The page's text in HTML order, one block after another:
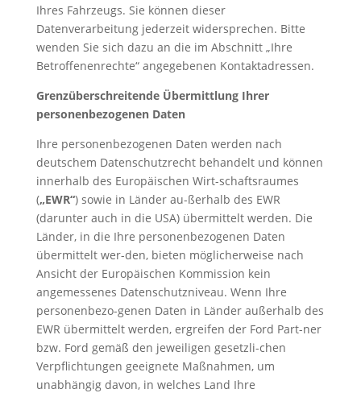
Ihres Fahrzeugs. Sie können dieser
Datenverarbeitung jederzeit widersprechen. Bitte
wenden Sie sich dazu an die im Abschnitt „Ihre
Betroffenenrechte“ angegebenen Kontaktadressen.
Grenzüberschreitende Übermittlung Ihrer
personenbezogenen Daten
Ihre personenbezogenen Daten werden nach
deutschem Datenschutzrecht behandelt und können
innerhalb des Europäischen Wirt-schaftsraumes
(„EWR“) sowie in Länder au-ßerhalb des EWR
(darunter auch in die USA) übermittelt werden. Die
Länder, in die Ihre personenbezogenen Daten
übermittelt wer-den, bieten möglicherweise nach
Ansicht der Europäischen Kommission kein
angemessenes Datenschutzniveau. Wenn Ihre
personenbezo-genen Daten in Länder außerhalb des
EWR übermittelt werden, ergreifen der Ford Part-ner
bzw. Ford gemäß den jeweiligen gesetzli-chen
Verpflichtungen geeignete Maßnahmen, um
unabhängig davon, in welches Land Ihre